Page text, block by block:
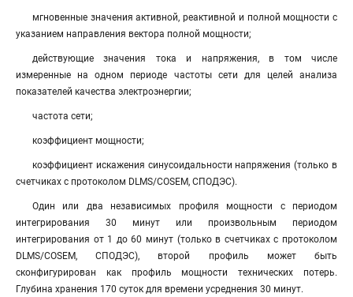
мгновенные значения активной, реактивной и полной мощности с
указанием направления вектора полной мощности;
действующие значения тока и напряжения, в том числе
измеренные на одном периоде частоты сети для целей анализа
показателей качества электроэнергии;
частота сети;
коэффициент мощности;
коэффициент искажения синусоидальности напряжения (только в
счетчиках с протоколом DLMS/COSEM, СПОДЭС).
Один или два независимых профиля мощности с периодом
интегрирования 30 минут или произвольным периодом
интегрирования от 1 до 60 минут (только в счетчиках с протоколом
DLMS/COSEM, СПОДЭС), второй профиль может быть
сконфигурирован как профиль мощности технических потерь.
Глубина хранения 170 суток для времени усреднения 30 минут.